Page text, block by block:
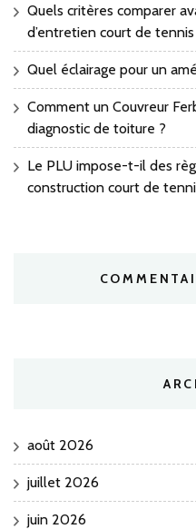
Quels critères comparer
d’entretien court de tennis
Quel éclairage pour un
Comment un Couvreur
diagnostic de toiture ?
Le PLU impose-t-il des
construction court de
août 2026
juillet 2026
juin 2026